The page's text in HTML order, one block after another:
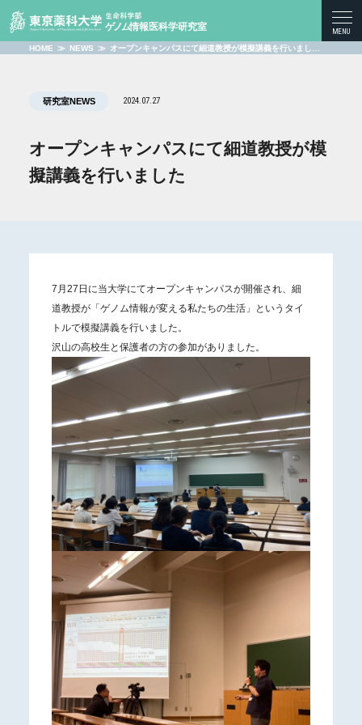
MENU
HOME ≫ NEWS ≫ オープンキャンパスにて細道教授が模擬講義を行いまし…
研究室NEWS 2024.07.27
オープンキャンパスにて細道教授が模
擬講義を行いました
7月27日に当大学にてオープンキャンパスが開催され、細
道教授が「ゲノム情報が変える私たちの生活」というタイ
トルで模擬講義を行いました。
沢山の高校生と保護者の方の参加がありました。